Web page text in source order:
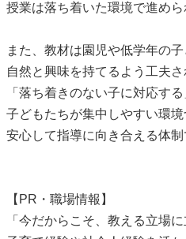
授業は落ち着いた環境で進めら
また、教材は園児や低学年の
自然と興味を持てるよう工夫さ
「落ち着きのない子に対応す
子どもたちが集中しやすい環境
安心して指導に向き合える体制
【PR・職場情報】
「今だからこそ、教える立場に